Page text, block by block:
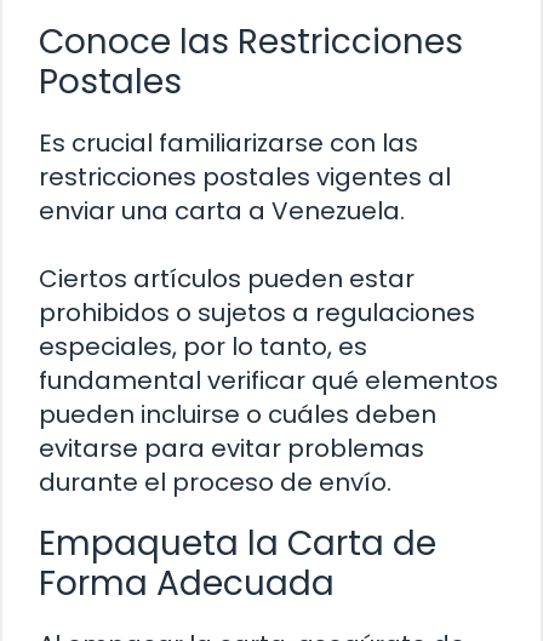
Conoce las Restricciones
Postales
Es crucial familiarizarse con las
restricciones postales vigentes al
enviar una carta a Venezuela.
Ciertos artículos pueden estar
prohibidos o sujetos a regulaciones
especiales, por lo tanto, es
fundamental verificar qué elementos
pueden incluirse o cuáles deben
evitarse para evitar problemas
durante el proceso de envío.
Empaqueta la Carta de
Forma Adecuada